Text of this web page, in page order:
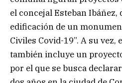
el concejal Esteban Ibáñez,
edificación de un
Civiles Covid-19”. A su
también incluye un
por el que se busca